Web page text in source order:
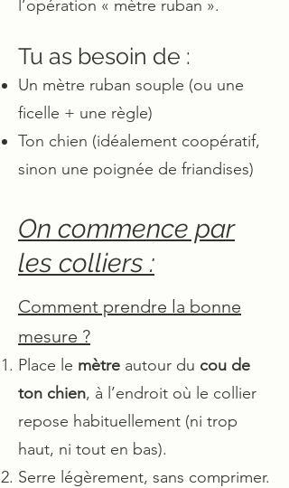
l’opération « mètre ruban ».
Tu as besoin de :
Un mètre ruban souple (ou une
ficelle + une règle)
Ton chien (idéalement coopératif,
sinon une poignée de friandises)
On commence par
les colliers :
Comment prendre la bonne
mesure ?
Place le mètre autour du cou de
ton chien, à l’endroit où le collier
repose habituellement (ni trop
haut, ni tout en bas).
Serre légèrement, sans comprimer.